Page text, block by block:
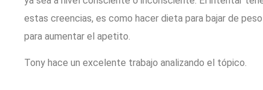
estas creencias, es como hacer dieta para bajar de
para aumentar el apetito.
Tony hace un excelente trabajo analizando el tópico.